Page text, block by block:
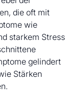
die oft mit
wie
starkem Stress
gelindert
Stärken